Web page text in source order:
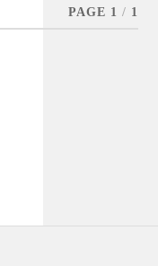
PAGE 1 / 1